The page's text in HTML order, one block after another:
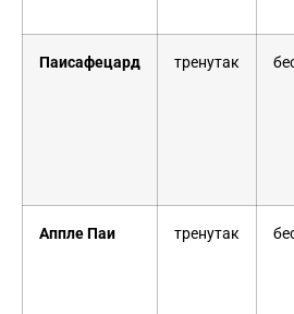
Паисафецард тренутак
Аппле Паи тренутак